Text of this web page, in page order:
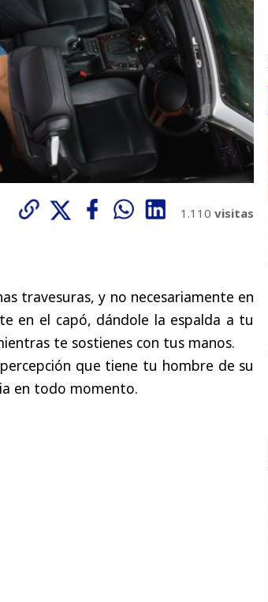
1.110 visitas
travesuras, y no necesariamente en
en el capó, dándole la espalda a tu
te sostienes con tus manos.
que tiene tu hombre de su
en todo momento.